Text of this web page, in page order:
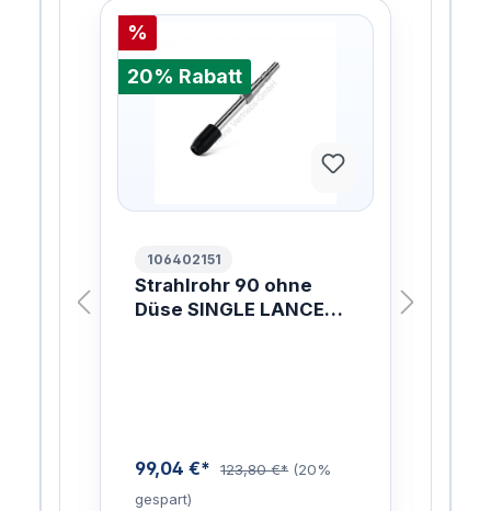
%
20% Rabatt
106402151
Strahlrohr 90 ohne
Düse SINGLE LANCE
99,04 €* 123,80 €* (20%
gespart)